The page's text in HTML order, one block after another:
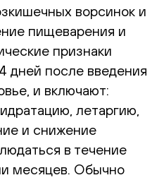
ворсинок и
пищеварения и
признаки
дней после введения
и включают:
летаргию,
и снижение
в течение
месяцев. Обычно